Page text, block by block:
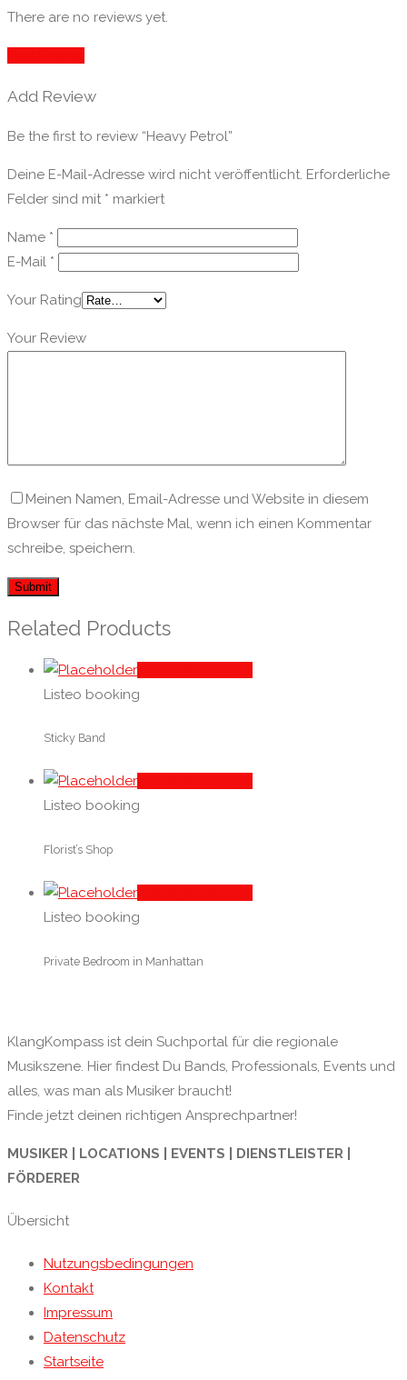
There are no reviews yet.
Add Review
Be the first to review “Heavy Petrol”
Deine E-Mail-Adresse wird nicht veröffentlicht. Erforderliche
Felder sind mit * markiert
Name *
E-Mail *
Your Rating
Your Review
Meinen Namen, Email-Adresse und Website in diesem
Browser für das nächste Mal, wenn ich einen Kommentar
schreibe, speichern.
Related Products
Listeo booking
Sticky Band
Listeo booking
Florist’s Shop
Listeo booking
Private Bedroom in Manhattan
KlangKompass ist dein Suchportal für die regionale
Musikszene. Hier findest Du Bands, Professionals, Events und
alles, was man als Musiker braucht!
Finde jetzt deinen richtigen Ansprechpartner!
MUSIKER | LOCATIONS | EVENTS | DIENSTLEISTER |
FÖRDERER
Übersicht
Nutzungsbedingungen
Kontakt
Impressum
Datenschutz
Startseite